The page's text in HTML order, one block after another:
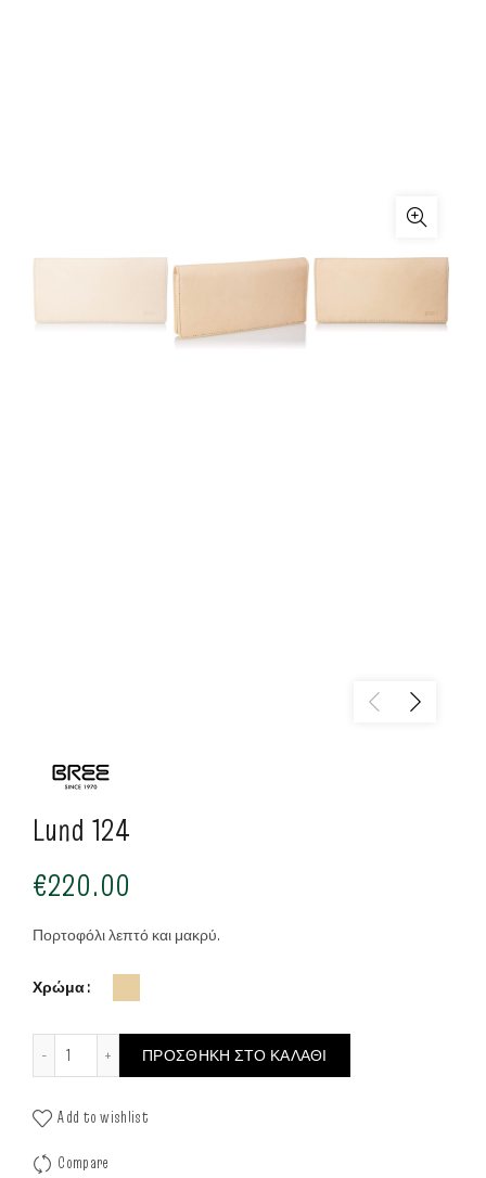
Lund 124
€220.00
Πορτοφόλι λεπτό και μακρύ.
Χρώμα
Lund 124 ποσότηταΠΡΟΣΘΉΚΗ ΣΤΟ ΚΑΛΆΘΙ
Add to wishlist
Compare